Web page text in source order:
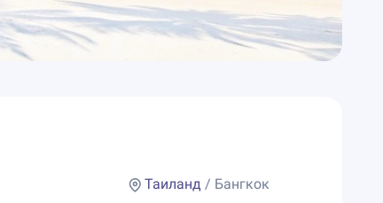
Таиланд / Бангкок